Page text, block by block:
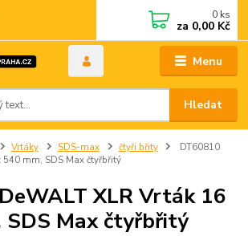
Menu
Hledat
0 ks
za 0,00 Kč
Vrtáky SDS-max čtyři břity
DT60810
540 mm, SDS Max čtyřbřitý
XLR Vrták 16
SDS Max čtyřbřitý